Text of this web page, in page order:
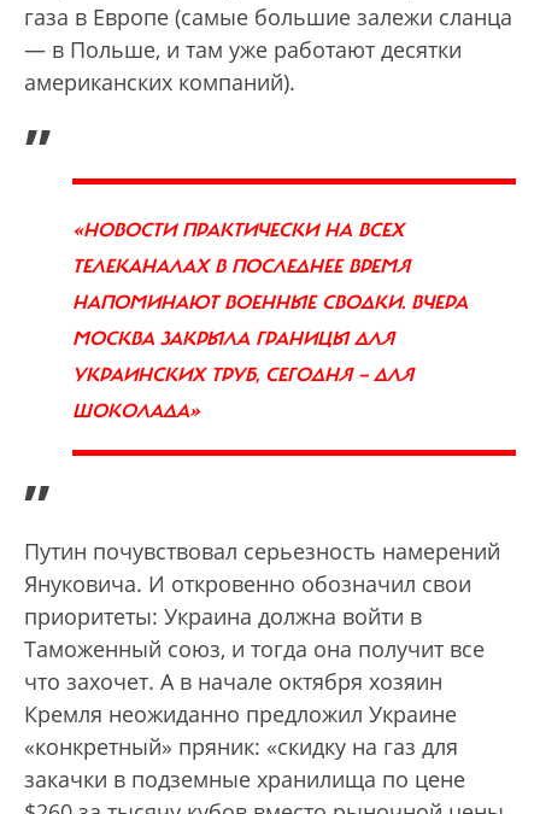
газа в Европе (самые большие залежи сланца
— в Польше, и там уже работают десятки
американских компаний).
„
«НОВОСТИ ПРАКТИЧЕСКИ НА ВСЕХ
ТЕЛЕКАНАЛАХ В ПОСЛЕДНЕЕ ВРЕМЯ
НАПОМИНАЮТ ВОЕННЫЕ СВОДКИ. ВЧЕРА
МОСКВА ЗАКРЫЛА ГРАНИЦЫ ДЛЯ
УКРАИНСКИХ ТРУБ, СЕГОДНЯ — ДЛЯ
ШОКОЛАДА»
”
Путин почувствовал серьезность намерений
Януковича. И откровенно обозначил свои
приоритеты: Украина должна войти в
Таможенный союз, и тогда она получит все
что захочет. А в начале октября хозяин
Кремля неожиданно предложил Украине
«конкретный» пряник: «скидку на газ для
закачки в подземные хранилища по цене